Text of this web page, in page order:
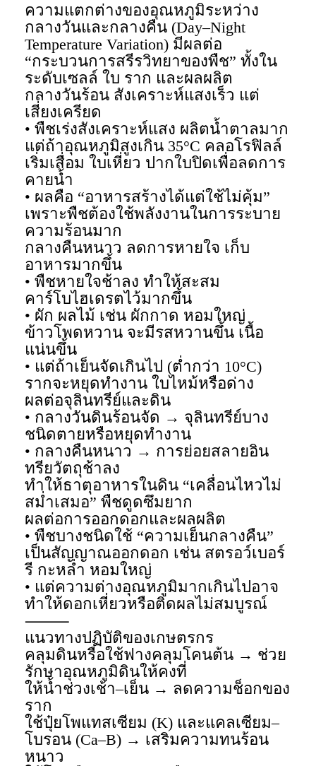
ความแตกต่างของอุณหภูมิระหว่าง
กลางวันและกลางคืน (Day–Night
Temperature Variation) มีผลต่อ
“กระบวนการสรีรวิทยาของพืช” ทั้งใน
ระดับเซลล์ ใบ ราก และผลผลิต
กลางวันร้อน สังเคราะห์แสงเร็ว แต่
เสี่ยงเครียด
• พืชเร่งสังเคราะห์แสง ผลิตน้ำตาลมาก
แต่ถ้าอุณหภูมิสูงเกิน 35°C คลอโรฟิลล์
เริ่มเสื่อม ใบเหี่ยว ปากใบปิดเพื่อลดการ
คายน้ำ
• ผลคือ “อาหารสร้างได้แต่ใช้ไม่คุ้ม”
เพราะพืชต้องใช้พลังงานในการระบาย
ความร้อนมาก
กลางคืนหนาว ลดการหายใจ เก็บ
อาหารมากขึ้น
• พืชหายใจช้าลง ทำให้สะสม
คาร์โบไฮเดรตไว้มากขึ้น
• ผัก ผลไม้ เช่น ผักกาด หอมใหญ่
ข้าวโพดหวาน จะมีรสหวานขึ้น เนื้อ
แน่นขึ้น
• แต่ถ้าเย็นจัดเกินไป (ต่ำกว่า 10°C)
รากจะหยุดทำงาน ใบไหม้หรือด่าง
ผลต่อจุลินทรีย์และดิน
• กลางวันดินร้อนจัด → จุลินทรีย์บาง
ชนิดตายหรือหยุดทำงาน
• กลางคืนหนาว → การย่อยสลายอิน
ทรียวัตถุช้าลง
ทำให้ธาตุอาหารในดิน “เคลื่อนไหวไม่
สม่ำเสมอ” พืชดูดซึมยาก
ผลต่อการออกดอกและผลผลิต
• พืชบางชนิดใช้ “ความเย็นกลางคืน”
เป็นสัญญาณออกดอก เช่น สตรอว์เบอร์
รี กะหล่ำ หอมใหญ่
• แต่ความต่างอุณหภูมิมากเกินไปอาจ
ทำให้ดอกเหี่ยวหรือติดผลไม่สมบูรณ์
⸻
แนวทางปฏิบัติของเกษตรกร
คลุมดินหรือใช้ฟางคลุมโคนต้น → ช่วย
รักษาอุณหภูมิดินให้คงที่
ให้น้ำช่วงเช้า–เย็น → ลดความช็อกของ
ราก
ใช้ปุ๋ยโพแทสเซียม (K) และแคลเซียม–
โบรอน (Ca–B) → เสริมความทนร้อน
หนาว